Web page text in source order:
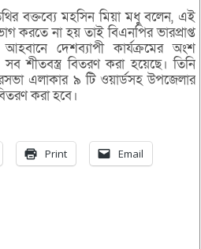
বক্তব্যে মহসিন মিয়া মধু বলেন, এই
করতে না হয় তাই বিএনপির ভারপ্রাপ্ত
আহবানে দেশব্যাপী কার্যক্রমের অংশ
শীতবস্ত্র বিতরণ করা হয়েছে। তিনি
এলাকার ৯ টি ওয়ার্ডসহ উপজেলার
করা হবে।
Print Email